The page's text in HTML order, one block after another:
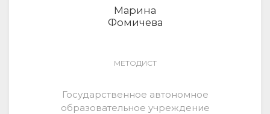
Марина
Фомичева
МЕТОДИСТ
Государственное автономное
образовательное учреждение